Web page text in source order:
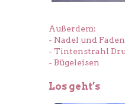
Außerdem:
- Nadel und
- Tintenstrahl
- Bügeleisen
Los geht’s